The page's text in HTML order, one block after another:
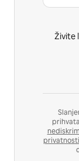
Živite
privatnosti